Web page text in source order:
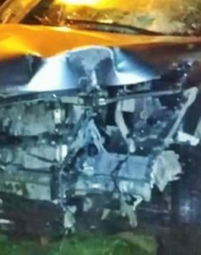
zona de cajeros del Banco de Chile